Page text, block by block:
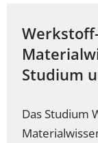
Studium
Das Studium